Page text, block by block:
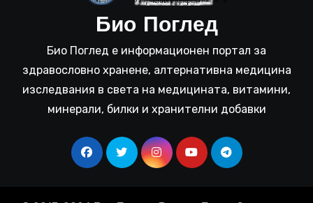
Био Поглед
Био Поглед е информационен портал за
здравословно хранене, алтернативна медицина
изследвания в света на медицината, витамини,
минерали, билки и хранителни добавки